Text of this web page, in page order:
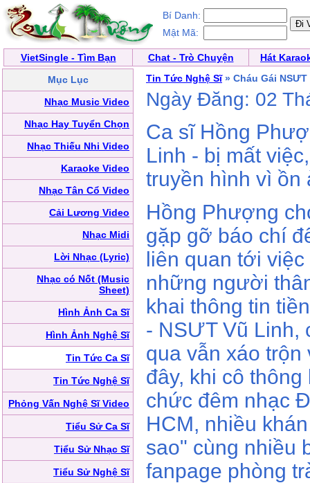
Bí Danh:
Mật Mã:
VietSingle - Tìm Bạn Chat - Trò Chuyện
Hát
Mục Lục
Nhạc Music Video
Nhạc Hay Tuyển Chọn
Nhạc Thiếu Nhi Video
Karaoke Video
Nhạc Tân Cổ Video
Cải Lương Video
Nhạc Midi
Lời Nhạc (Lyric)
Nhạc có Nốt (Music
Sheet)
Hình Ảnh Ca Sĩ
Hình Ảnh Nghệ Sĩ
Tin Tức Ca Sĩ
Tin Tức Nghệ Sĩ
Phỏng Vấn Nghệ Sĩ Video
Tiểu Sử Ca Sĩ
Tiểu Sử Nhạc Sĩ
Tiểu Sử Nghệ Sĩ
Tin Tức Nghệ Sĩ» Cháu Gái
Ngày Đăng: 02
Ca sĩ Hồng
Linh - bị mất
truyền hình vì ồn
Hồng Phượng
gặp gỡ báo chí
liên quan tới
những người
khai thông tin
- NSƯT Vũ Linh,
qua vẫn xáo trộn
đây, khi cô
chức đêm nhạc
HCM, nhiều
sao" cùng nhiều
fanpage phòng